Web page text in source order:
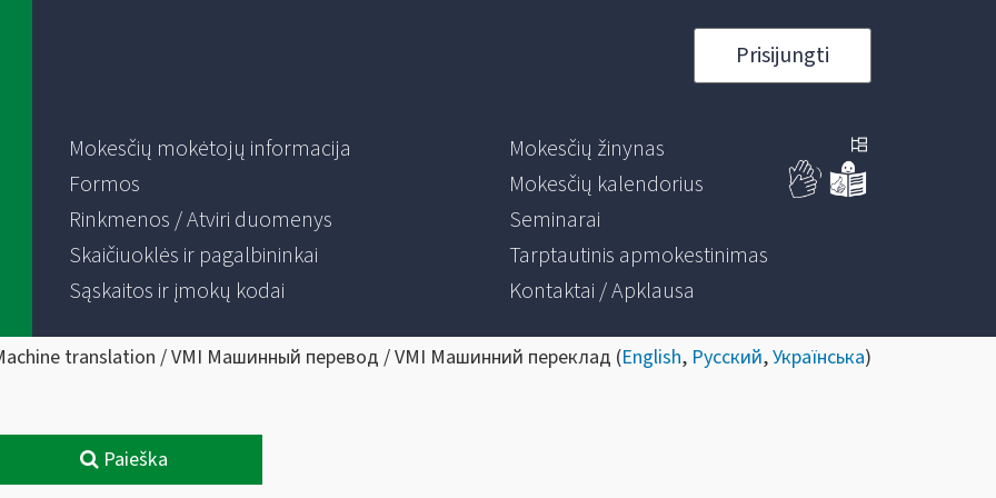
Prisijungti
Mokesčių mokėtojų informacija
Formos
Rinkmenos / Atviri duomenys
Skaičiuoklės ir pagalbininkai
Sąskaitos ir įmokų kodai
Mokesčių žinynas
Mokesčių kalendorius
Seminarai
Tarptautinis apmokestinimas
Kontaktai / Apklausa
translation / VMI Машинный перевод / VMI Машинний переклад (English, Русский,Українська)
Paieška